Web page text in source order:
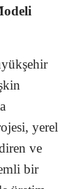
yerel
ve
bir